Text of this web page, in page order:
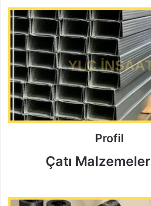
Profil
Çatı